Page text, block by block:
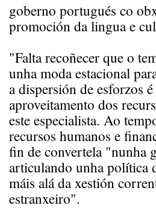
goberno portugués co
promoción da lingua e
"Falta recoñecer que o
unha moda estacional
a dispersión de esforzos
aproveitamento dos
este especialista. Ao
recursos humanos e
fin de convertela "nunha
articulando unha política
máis alá da xestión
estranxeiro".